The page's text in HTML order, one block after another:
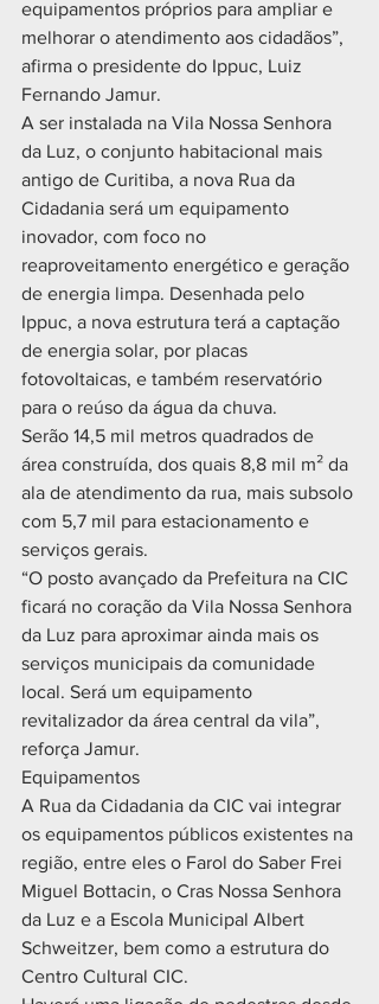
equipamentos próprios para ampliar e
melhorar o atendimento aos cidadãos”,
afirma o presidente do Ippuc, Luiz
Fernando Jamur.
A ser instalada na Vila Nossa Senhora
da Luz, o conjunto habitacional mais
antigo de Curitiba, a nova Rua da
Cidadania será um equipamento
inovador, com foco no
reaproveitamento energético e geração
de energia limpa. Desenhada pelo
Ippuc, a nova estrutura terá a captação
de energia solar, por placas
fotovoltaicas, e também reservatório
para o reúso da água da chuva.
Serão 14,5 mil metros quadrados de
área construída, dos quais 8,8 mil m² da
ala de atendimento da rua, mais subsolo
com 5,7 mil para estacionamento e
serviços gerais.
“O posto avançado da Prefeitura na CIC
ficará no coração da Vila Nossa Senhora
da Luz para aproximar ainda mais os
serviços municipais da comunidade
local. Será um equipamento
revitalizador da área central da vila”,
reforça Jamur.
Equipamentos
A Rua da Cidadania da CIC vai integrar
os equipamentos públicos existentes na
região, entre eles o Farol do Saber Frei
Miguel Bottacin, o Cras Nossa Senhora
da Luz e a Escola Municipal Albert
Schweitzer, bem como a estrutura do
Centro Cultural CIC.